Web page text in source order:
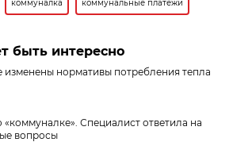
коммуналка коммунальные платежи
быть интересно
изменены нормативы потребления тепла
«коммуналке». Специалист ответила на
вопросы